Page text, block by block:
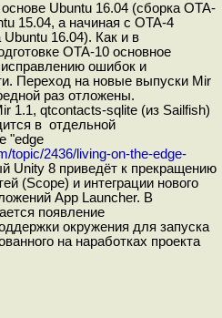
Ubuntu 16.04 (сборка OTA-
15.04, а начиная с OTA-4
16.04). Как и в
OTA-10 основное
ошибок и
Переход на новые выпуски Mir
раз отложены.
1.1, qtcontacts-sqlite (из Sailfish)
в отдельной
"edge
topic/2436/living-on-the-edge-
Unity 8 приведёт к прекращению
(Scope) и интеграции нового
App Launcher. В
появление
окружения для запуска
на наработках проекта